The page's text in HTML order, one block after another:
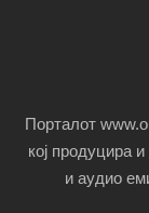
Порталот
кој продуцира
и аудио